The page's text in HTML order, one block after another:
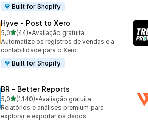
Built for Shopify
Hyve ‑ Post to Xero
5,0de 5 estrelas
(44)
44 avaliações ao todo
•Avaliação gratuita
Automatize os registros de vendas e a
contabilidade para o Xero
Built for Shopify
BR ‑ Better Reports
5,0de 5 estrelas
(1.140)
1140 avaliações ao todo
•Avaliação gratuita
Relatórios e análises premium para
explorar e exportar os dados.